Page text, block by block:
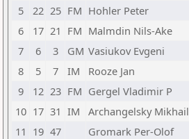
5
22 25 FM Hohler Peter
6
17 21 FM Malmdin Nils-Ake
7
6 3 GM Vasiukov Evgeni
8
5 7 IM Rooze Jan
9
12 23 FM Gergel Vladimir P
10 17 31 IM Archangelsky Mikhail
11 19 47 Gromark Per-Olof